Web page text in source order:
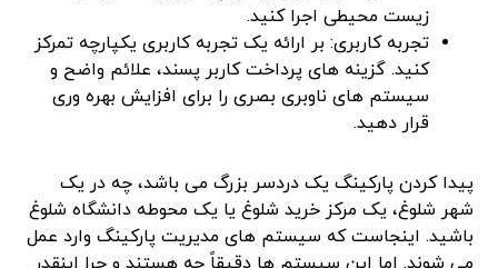
زیست محیطی اجرا کنید.
تجربه کاربری: بر ارائه یک تجربه کاربری یکپارچه تمرکز
کنید. گزینه های پرداخت کاربر پسند، علائم واضح و
سیستم های ناوبری بصری را برای افزایش بهره وری
قرار دهید.
پیدا کردن پارکینگ یک دردسر بزرگ می باشد، چه در یک
شهر شلوغ، یک مرکز خرید شلوغ یا یک محوطه دانشگاه شلوغ
باشید. اینجاست که سیستم های مدیریت پارکینگ وارد عمل
می شوند. اما این سیستم ها دقیقاً چه هستند و چرا اینقدر